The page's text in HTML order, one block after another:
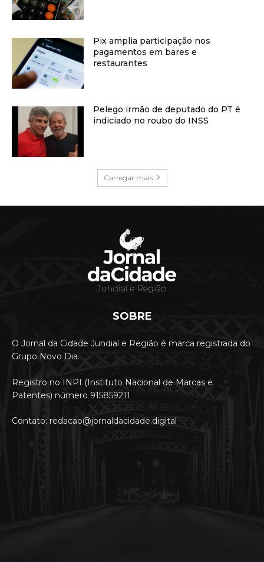
Pix amplia participação nos
pagamentos em bares e
restaurantes
Pelego irmão de deputado do PT é
indiciado no roubo do INSS
Carregar mais
SOBRE
O Jornal da Cidade Jundiaí e Região é marca registrada do
Grupo Novo Dia.
Registro no INPI (Instituto Nacional de Marcas e
Patentes) número 915859211
Contato: redacao@jornaldacidade.digital